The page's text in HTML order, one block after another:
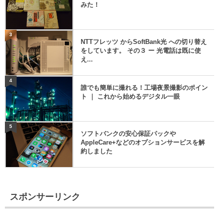
みた！
3
NTTフレッツ からSoftBank光 への切り替え
をしています。 その３ ー 光電話は既に使
え...
4
誰でも簡単に撮れる！工場夜景撮影のポイン
ト ｜ これから始めるデジタル一眼
5
ソフトバンクの安心保証パックや
AppleCare+などのオプションサービスを解
約しました
スポンサーリンク